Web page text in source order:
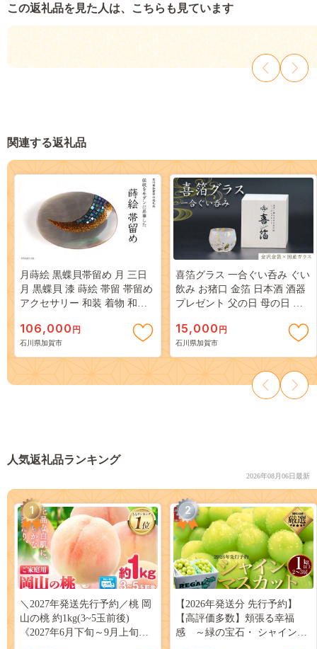
この返礼品を見た人は、こちらも見ています
関連する返礼品
月蒔絵 黒蝶貝帯留め 月 三日
月 黒蝶貝 漆 蒔絵 帯留 帯留め
アクセサリー 和装 着物 和服
日本製 うるしアート 復興 震
災 コロナ 能登半島地震復興支
援 北陸新幹線 F6P-1223
106,000 円
石川県加賀市
喜箔グラス 一合ぐい呑み ぐい
飲み お猪口 金箔 日本酒 酒器
プレゼント 父の日 母の日 敬
賀 F6P-2475
15,000 円
石川県加賀市
人気返礼品ランキング
2026年08月06日最新
1
＼2027年発送先行予約／桃 岡
山の桃 約1kg(3~5玉前後)
《2027年6月下旬～9月上旬頃
2
【2026年発送分 先行予約】
【高評価多数】頬張る幸福
感 ～緑の宝石・ シャインマ